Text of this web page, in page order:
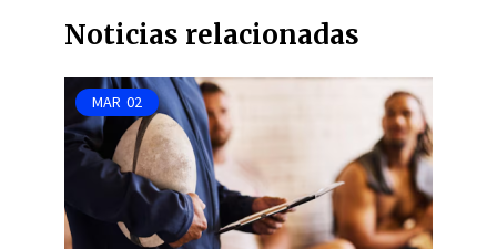
Noticias relacionadas
MAR 02